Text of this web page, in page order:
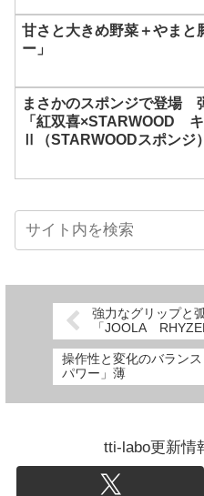
甘さと大きめ野菜＋やま
ー」
まさかのスポンジで登場
「紅双喜×STARWOOD
Ⅱ（STARWOODスポンジ
強力なグリップと
「JOOLA
操作性と変化のバラン
パワー」薄
tti-labo更新情